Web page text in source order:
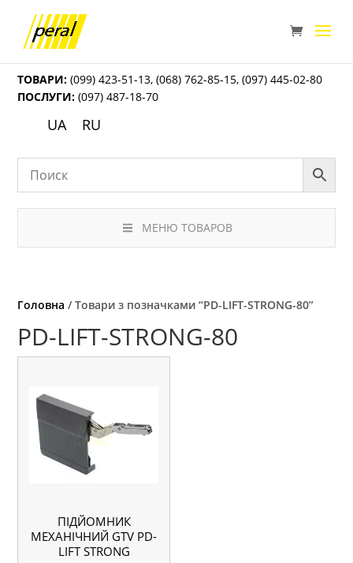
ТОВАРИ: (099) 423-51-13,(068) 762-85-15,(097) 445-02-80
ПОСЛУГИ: (097) 487-18-70
UA RU
МЕНЮ ТОВАРОВ
Головна / Товари з позначками “PD-LIFT-STRONG-80”
PD-LIFT-STRONG-80
ПІДЙОМНИК
МЕХАНІЧНИЙ GTV PD-
LIFT STRONG